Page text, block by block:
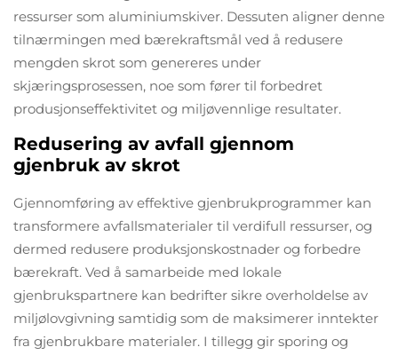
ressurser som aluminiumskiver. Dessuten aligner denne
tilnærmingen med bærekraftsmål ved å redusere
mengden skrot som genereres under
skjæringsprosessen, noe som fører til forbedret
produsjonseffektivitet og miljøvennlige resultater.
Redusering av avfall gjennom
gjenbruk av skrot
Gjennomføring av effektive gjenbrukprogrammer kan
transformere avfallsmaterialer til verdifull ressurser, og
dermed redusere produksjonskostnader og forbedre
bærekraft. Ved å samarbeide med lokale
gjenbrukspartnere kan bedrifter sikre overholdelse av
miljølovgivning samtidig som de maksimerer inntekter
fra gjenbrukbare materialer. I tillegg gir sporing og